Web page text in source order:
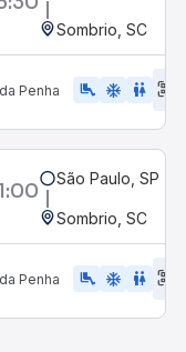
Sombrio, SC
Penha airline_seat_legroom_extra ac_unit WC
São Paulo, SP -
Sombrio, SC
Penha airline_seat_legroom_extra ac_unit WC